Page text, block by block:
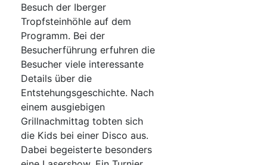
Besuch der Iberger
Tropfsteinhöhle auf dem
Programm. Bei der
Besucherführung erfuhren die
Besucher viele interessante
Details über die
Entstehungsgeschichte. Nach
einem ausgiebigen
Grillnachmittag tobten sich
die Kids bei einer Disco aus.
Dabei begeisterte besonders